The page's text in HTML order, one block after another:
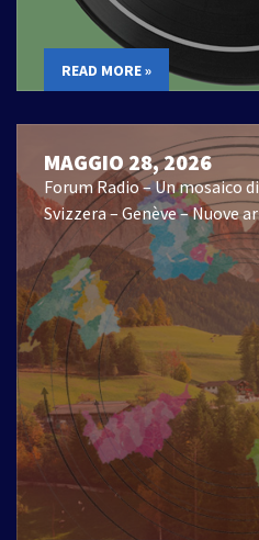
READ MORE »
MAGGIO 28, 2026
Forum Radio – Un mosaico
Svizzera – Genève – Nuove